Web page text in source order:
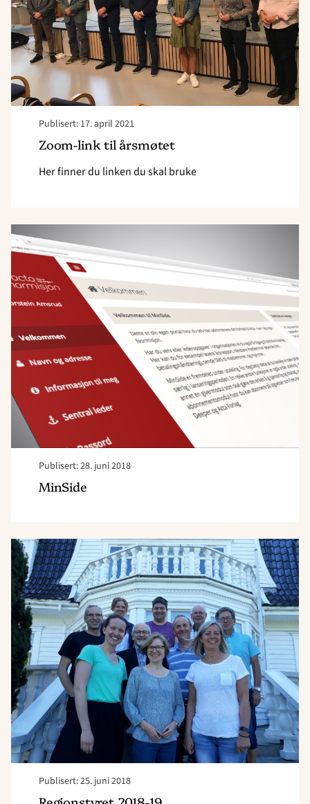
Publisert: 17. april 2021
Zoom-link til årsmøtet
Her finner du linken du skal bruke
Publisert: 28. juni 2018
MinSide
"MinSide"
Publisert: 25. juni 2018
Read
article
"Regionstyret
2018-
19"